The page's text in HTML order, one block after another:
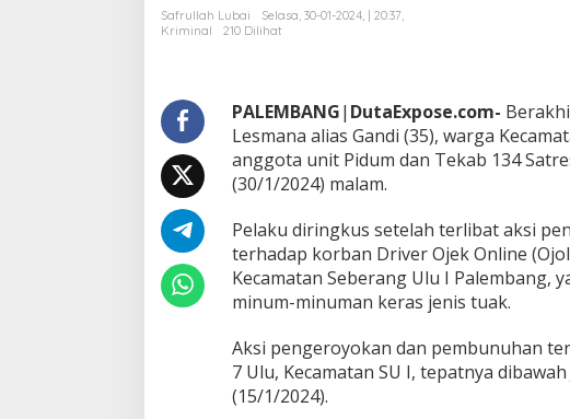
a
n
g
e
r
o
o
k
a
n
o
l
,
Safrullah Lubai
Selasa, 30-01-2024, | 20:37,
Kriminal
210 Dilihat
PALEMBANG| DutaExpose.com-
Lesmana alias Gandi (35), warga
anggota unit Pidum dan Tekab 134
(30/1/2024) malam.
Pelaku diringkus setelah terlibat aksi
terhadap korban Driver Ojek Online
Kecamatan Seberang Ulu I Palembang,
minum-minuman keras jenis tuak.
Aksi pengeroyokan dan pembunuhan
7 Ulu, Kecamatan SU I, tepatnya
(15/1/2024).